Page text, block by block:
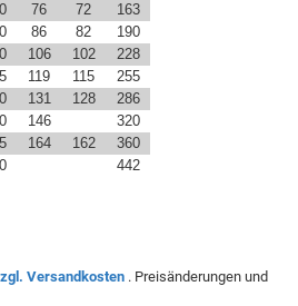
76 72
163
86 82
190
106 102
228
119 115
255
131 128
286
146
320
164 162
360
442
Versandkosten . Preisänderungen und